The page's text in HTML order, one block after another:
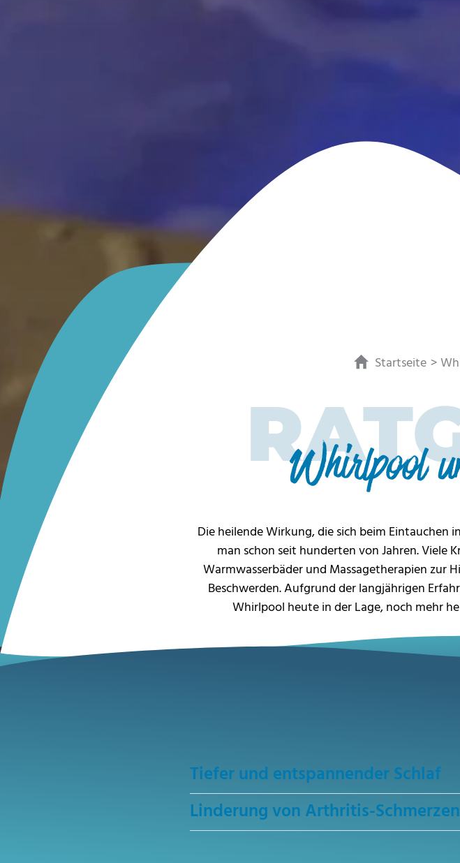
Startseite
Whirlpool
Die heilende Wirkung, die sich beim Eintauchen
man schon seit hunderten von Jahren. Viele
Warmwasserbäder und Massagetherapien zur
Beschwerden. Aufgrund der langjährigen
Whirlpool heute in der Lage, noch mehr
Tiefer und entspannender Schlaf
Linderung von Arthritis-Schmerzen